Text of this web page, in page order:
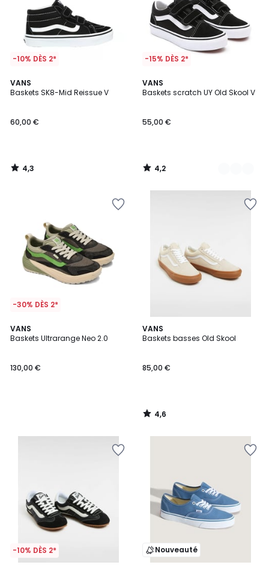
-10% DÈS 2*
VANS
Baskets SK8-Mid Reissue V
60,00 €
4,3
/ 5
4,3
/
-15% DÈS 2*
VANS
Baskets scratch UY Old Skool V
55,00 €
4,2
/ 5
2
Couleurs
4,2
/
-30% DÈS 2*
VANS
Baskets Ultrarange Neo 2.0
130,00 €
VANS
Baskets basses Old Skool
85,00 €
4,6
/ 5
4,6
/
-10% DÈS 2* Nouveauté